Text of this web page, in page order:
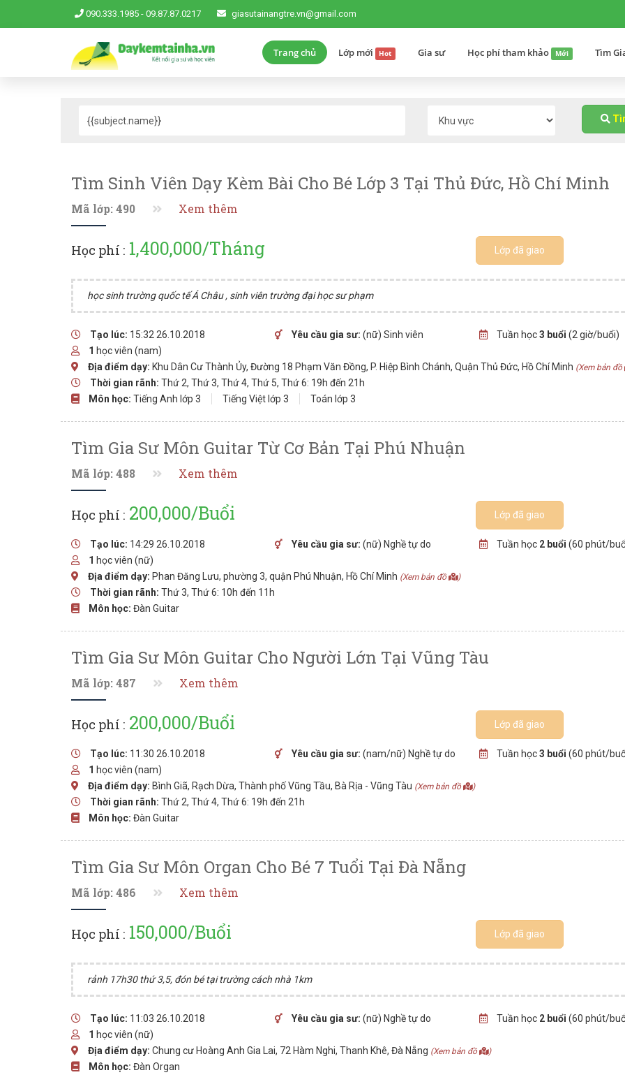
090.333.1985 - 09.87.87.0217 giasutainangtre.vn@gmail.com
Trang chủ Lớp mới Hot Gia sư Học phí tham khảo Mới Tìm
Tìm Sinh Viên Dạy Kèm Bài Cho Bé Lớp 3 Tại Thủ Đức, Hồ Chí Minh
Mã lớp: 490 Xem thêm
Học phí : 1,400,000/Tháng Lớp đã giao
học sinh trường quốc tế Á Châu , sinh viên trường đại học sư phạm
Tạo lúc: 15:32 26.10.2018 Yêu cầu gia sư: (nữ) Sinh viên Tuần học3 buổi (2 giờ/buổi)
1 học viên (nam)
Địa điểm dạy: Khu Dân Cư Thành Ủy, Đường 18 Phạm Văn Đồng, P. Hiệp Bình Chánh, Quận Thủ Đức, Hồ Chí Minh (Xem bản đồ
Thời gian rãnh: Thứ 2, Thứ 3, Thứ 4, Thứ 5, Thứ 6: 19h đến 21h
Môn học: Tiếng Anh lớp 3 Tiếng Việt lớp 3 Toán lớp 3
Tìm Gia Sư Môn Guitar Từ Cơ Bản Tại Phú Nhuận
Mã lớp: 488 Xem thêm
Học phí : 200,000/Buổi Lớp đã giao
Tạo lúc: 14:29 26.10.2018 Yêu cầu gia sư: (nữ) Nghề tự do Tuần học 2 buổi (60 phút/
1 học viên (nữ)
Địa điểm dạy: Phan Đăng Lưu, phường 3, quận Phú Nhuận, Hồ Chí Minh (Xem bản đồ )
Thời gian rãnh: Thứ 3, Thứ 6: 10h đến 11h
Môn học: Đàn Guitar
Tìm Gia Sư Môn Guitar Cho Người Lớn Tại Vũng Tàu
Mã lớp: 487 Xem thêm
Học phí : 200,000/Buổi Lớp đã giao
Tạo lúc: 11:30 26.10.2018 Yêu cầu gia sư: (nam/nữ) Nghề tự do Tuần học3 buổi (60 phút/
1 học viên (nam)
Địa điểm dạy: Bình Giã, Rạch Dừa, Thành phố Vũng Tầu, Bà Rịa - Vũng Tàu (Xem bản đồ )
Thời gian rãnh: Thứ 2, Thứ 4, Thứ 6: 19h đến 21h
Môn học: Đàn Guitar
Tìm Gia Sư Môn Organ Cho Bé 7 Tuổi Tại Đà Nẵng
Mã lớp: 486 Xem thêm
Học phí : 150,000/Buổi Lớp đã giao
rảnh 17h30 thứ 3,5, đón bé tại trường cách nhà 1km
Tạo lúc: 11:03 26.10.2018 Yêu cầu gia sư: (nữ) Nghề tự do Tuần học 2 buổi (60 phút/
1 học viên (nữ)
Địa điểm dạy: Chung cư Hoàng Anh Gia Lai, 72 Hàm Nghi, Thanh Khê, Đà Nẵng (Xem bản đồ )
Môn học: Đàn Organ